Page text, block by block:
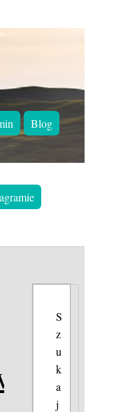
Blog
S
z
u
k
a
j